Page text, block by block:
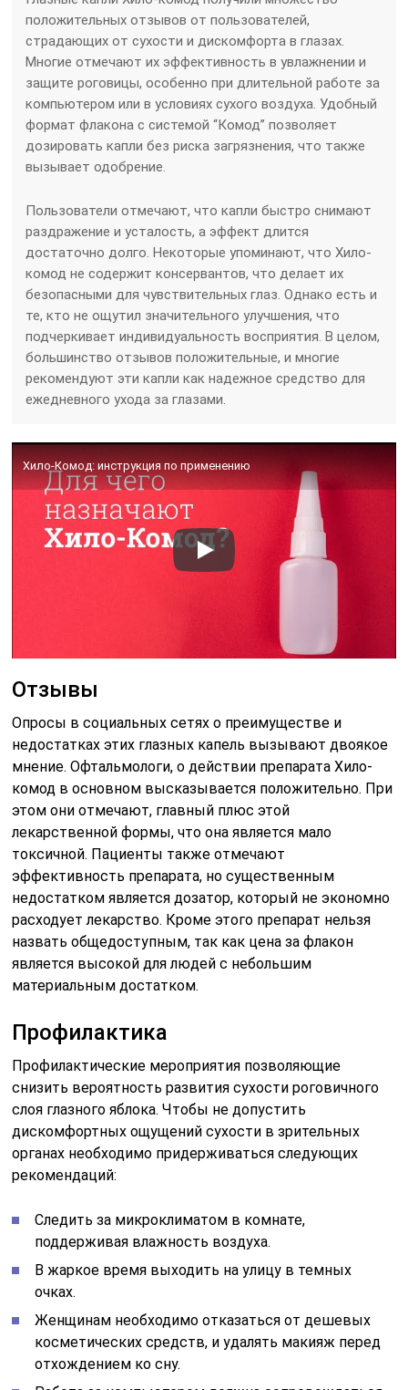
положительных отзывов от пользователей,
страдающих от сухости и дискомфорта в глазах.
Многие отмечают их эффективность в увлажнении и
защите роговицы, особенно при длительной работе за
компьютером или в условиях сухого воздуха. Удобный
формат флакона с системой “Комод” позволяет
дозировать капли без риска загрязнения, что также
вызывает одобрение.
Пользователи отмечают, что капли быстро снимают
раздражение и усталость, а эффект длится
достаточно долго. Некоторые упоминают, что Хило-
комод не содержит консервантов, что делает их
безопасными для чувствительных глаз. Однако есть и
те, кто не ощутил значительного улучшения, что
подчеркивает индивидуальность восприятия. В целом,
большинство отзывов положительные, и многие
рекомендуют эти капли как надежное средство для
ежедневного ухода за глазами.
Хило-Комод: инструкция по применению
Отзывы
Опросы в социальных сетях о преимуществе и
недостатках этих глазных капель вызывают двоякое
мнение. Офтальмологи, о действии препарата Хило-
комод в основном высказывается положительно. При
этом они отмечают, главный плюс этой
лекарственной формы, что она является мало
токсичной. Пациенты также отмечают
эффективность препарата, но существенным
недостатком является дозатор, который не экономно
расходует лекарство. Кроме этого препарат нельзя
назвать общедоступным, так как цена за флакон
является высокой для людей с небольшим
материальным достатком.
Профилактика
Профилактические мероприятия позволяющие
снизить вероятность развития сухости роговичного
слоя глазного яблока. Чтобы не допустить
дискомфортных ощущений сухости в зрительных
органах необходимо придерживаться следующих
рекомендаций:
Следить за микроклиматом в комнате,
поддерживая влажность воздуха.
В жаркое время выходить на улицу в темных
очках.
Женщинам необходимо отказаться от дешевых
косметических средств, и удалять макияж перед
отхождением ко сну.